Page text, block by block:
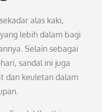
alas kaki,
lebih dalam bagi
Selain sebagai
sandal ini juga
dan keuletan dalam